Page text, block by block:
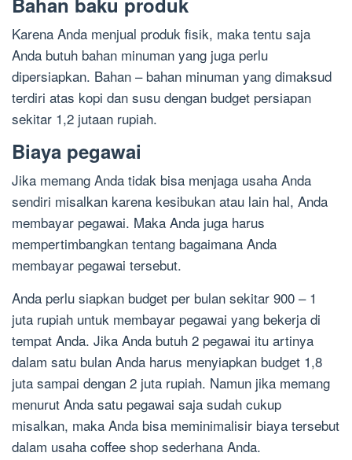
Karena Anda menjual produk fisik, maka tentu saja
Anda butuh bahan minuman yang juga perlu
dipersiapkan. Bahan – bahan minuman yang dimaksud
terdiri atas kopi dan susu dengan budget persiapan
sekitar 1,2 jutaan rupiah.
Biaya pegawai
Jika memang Anda tidak bisa menjaga usaha Anda
sendiri misalkan karena kesibukan atau lain hal, Anda
membayar pegawai. Maka Anda juga harus
mempertimbangkan tentang bagaimana Anda
membayar pegawai tersebut.
Anda perlu siapkan budget per bulan sekitar 900 – 1
juta rupiah untuk membayar pegawai yang bekerja di
tempat Anda. Jika Anda butuh 2 pegawai itu artinya
dalam satu bulan Anda harus menyiapkan budget 1,8
juta sampai dengan 2 juta rupiah. Namun jika memang
menurut Anda satu pegawai saja sudah cukup
misalkan, maka Anda bisa meminimalisir biaya tersebut
dalam usaha coffee shop sederhana Anda.